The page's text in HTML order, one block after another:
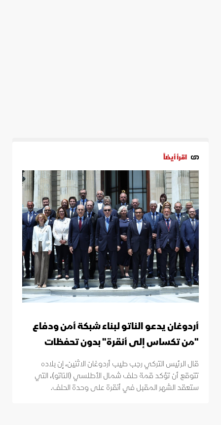
اقرأ أيضاً
أردوغان يدعو الناتو لبناء شبكة أمن ودفاع
"من تكساس إلى أنقرة" بدون تحفظات
قال الرئيس التركي رجب طيب أردوغان الاثنين، إن بلاده
تتوقع أن تؤكد قمة حلف شمال الأطلسي (الناتو)، التي
ستعقد الشهر المقبل في أنقرة على وحدة الحلف.